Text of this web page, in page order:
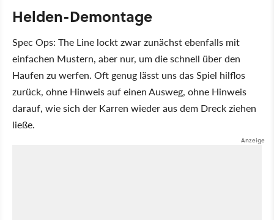
Helden-Demontage
Spec Ops: The Line lockt zwar zunächst ebenfalls mit
einfachen Mustern, aber nur, um die schnell über den
Haufen zu werfen. Oft genug lässt uns das Spiel hilflos
zurück, ohne Hinweis auf einen Ausweg, ohne Hinweis
darauf, wie sich der Karren wieder aus dem Dreck ziehen
ließe.